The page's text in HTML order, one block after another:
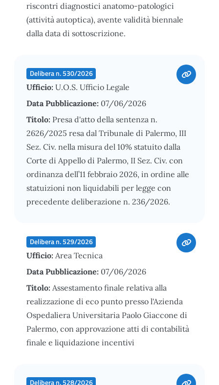
riscontri diagnostici anatomo-patologici
(attività autoptica), avente validità biennale
dalla data di sottoscrizione.
Delibera n. 530/2026
Ufficio: U.O.S. Ufficio Legale
Data Pubblicazione: 07/06/2026
Titolo: Presa d'atto della sentenza n.
2626/2025 resa dal Tribunale di Palermo, III
Sez. Civ. nella misura del 10% statuito dalla
Corte di Appello di Palermo, II Sez. Civ. con
ordinanza dell’11 febbraio 2026, in ordine alle
statuizioni non liquidabili per legge con
precedente deliberazione n. 236/2026.
Delibera n. 529/2026
Ufficio: Area Tecnica
Data Pubblicazione: 07/06/2026
Titolo: Assestamento finale relativa alla
realizzazione di eco punto presso l'Azienda
Ospedaliera Universitaria Paolo Giaccone di
Palermo, con approvazione atti di contabilità
finale e liquidazione incentivi
Delibera n. 528/2026